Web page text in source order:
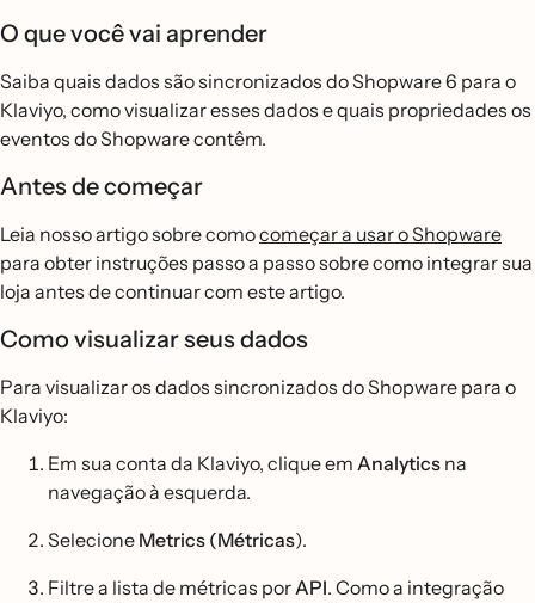
O que você vai aprender
Saiba quais dados são sincronizados do Shopware 6 para o
Klaviyo, como visualizar esses dados e quais propriedades os
eventos do Shopware contêm.
Antes de começar
Leia nosso artigo sobre comocomeçar a usar o Shopware
para obter instruções passo a passo sobre como integrar sua
loja antes de continuar com este artigo.
Como visualizar seus dados
Para visualizar os dados sincronizados do Shopware para o
Klaviyo:
Em sua conta da Klaviyo, clique em Analytics na
navegação à esquerda.
Selecione Metrics (Métricas).
Filtre a lista de métricas porAPI. Como a integração